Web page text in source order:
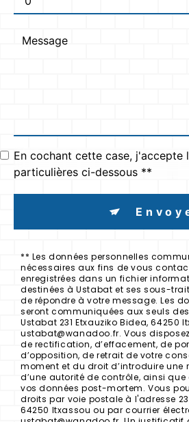
En cochant cette case, j'accepte
particulières ci-dessous **
** Les données personnelles
nécessaires aux fins de vous
enregistrées dans un fichier
destinées à Ustabat et ses sous-
de répondre à votre message. Les
seront communiquées aux seuls
Ustabat 231 Etxauziko Bidea, 64250
ustabat@wanadoo.fr. Vous
de rectification, d’effacement, de
d’opposition, de retrait de votre
moment et du droit d’introduire une
d’une autorité de contrôle, ainsi que
vos données post-mortem. Vous
droits par voie postale à l'adresse
64250 Itxassou ou par courrier